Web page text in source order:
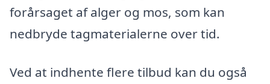
forårsaget af alger og mos, som kan
nedbryde tagmaterialerne over tid.
Ved at indhente flere tilbud kan du også